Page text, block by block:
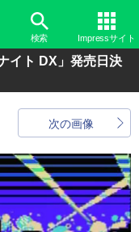
検索 Impressサイト
イト DX」発売日決
次の画像